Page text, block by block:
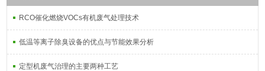
RCO催化燃烧VOCs有机废气处理技术
低温等离子除臭设备的优点与节能效果分析
定型机废气治理的主要两种工艺